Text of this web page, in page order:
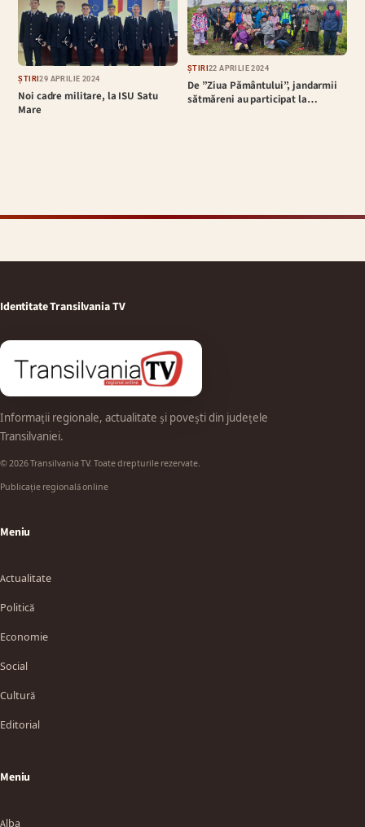
ȘTIRI29 APRILIE 2024
Noi cadre militare, la ISU Satu
Mare
ȘTIRI22 APRILIE 2024
De ”Ziua Pământului”, jandarmii
sătmăreni au participat la…
Identitate Transilvania TV
Informații regionale, actualitate și povești din județele
Transilvaniei.
© 2026 Transilvania TV. Toate drepturile rezervate.
Publicație regională online
Meniu
Actualitate
Politică
Economie
Social
Cultură
Editorial
Meniu
Alba